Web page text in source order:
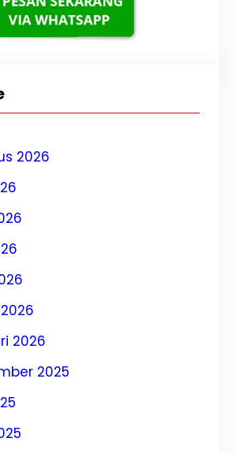
2026
2026
2025